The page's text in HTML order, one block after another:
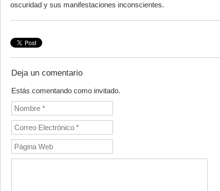
oscuridad y sus manifestaciones inconscientes.
Deja un comentario
Estás comentando como invitado.